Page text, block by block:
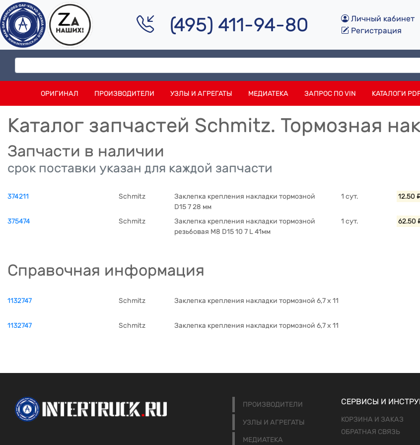
(495) 411-94-80
Личный кабинет
Регистрация
ОРИГИНАЛ ПРОИЗВОДИТЕЛИ УЗЛЫ И АГРЕГАТЫ МЕДИАТЕКА ЗАПРОС ПО VIN КАТАЛОГИ
Каталог запчастей Schmitz. Тормозная
Запчасти в наличии
срок поставки указан для каждой запчасти
374211 Schmitz
Заклепка крепления накладки тормозной
D15 7 28 мм
1 сут. 12.50
375474 Schmitz
Заклепка крепления накладки тормозной
резьбовая М8 D15 10 7 L 41мм
1 сут. 62.50
Справочная информация
1132747 Schmitz Заклепка крепления накладки тормозной 6,7 x 11
1132747
Schmitz Заклепка крепления накладки тормозной 6,7 x 11
ПРОИЗВОДИТЕЛИ
УЗЛЫ И АГРЕГАТЫ
МЕДИАТЕКА
СЕРВИСЫ И
КОРЗИНА И ЗАКАЗ
ОБРАТНАЯ СВЯЗЬ